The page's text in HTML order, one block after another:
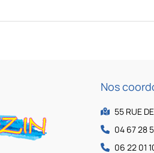
Nos
55 RUE
04 67 28
06 22 01